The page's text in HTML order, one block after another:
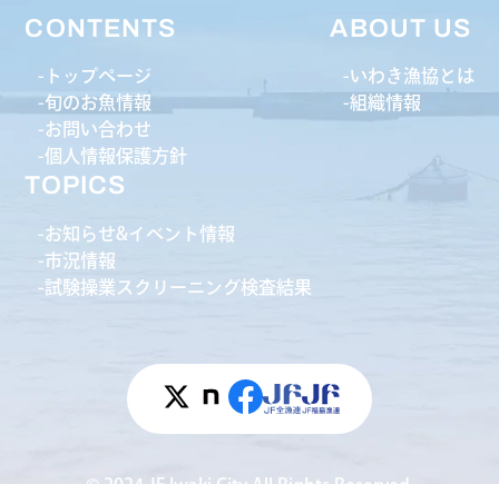
CONTENTS
トップページ
旬のお魚情報
お問い合わせ
個人情報保護方針
ABOUT US
いわき漁協とは
組織情報
TOPICS
お知らせ&イベント情報
市況情報
試験操業スクリーニング検査結果